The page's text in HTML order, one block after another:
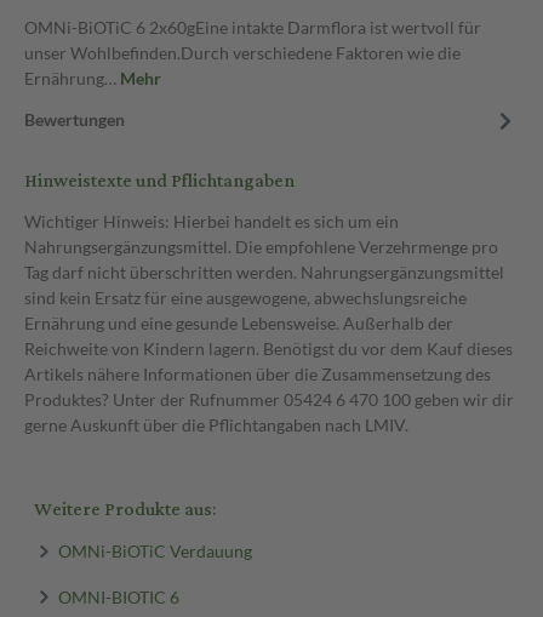
OMNi-BiOTiC 6 2x60gEine intakte Darmflora ist wertvoll für
unser Wohlbefinden.Durch verschiedene Faktoren wie die
Ernährung… Mehr
Bewertungen
Hinweistexte und Pflichtangaben
Wichtiger Hinweis: Hierbei handelt es sich um ein
Nahrungsergänzungsmittel. Die empfohlene Verzehrmenge pro
Tag darf nicht überschritten werden. Nahrungsergänzungsmittel
sind kein Ersatz für eine ausgewogene, abwechslungsreiche
Ernährung und eine gesunde Lebensweise. Außerhalb der
Reichweite von Kindern lagern. Benötigst du vor dem Kauf dieses
Artikels nähere Informationen über die Zusammensetzung des
Produktes? Unter der Rufnummer 05424 6 470 100 geben wir dir
gerne Auskunft über die Pflichtangaben nach LMIV.
Weitere Produkte aus:
OMNi-BiOTiC Verdauung
OMNI-BIOTIC 6